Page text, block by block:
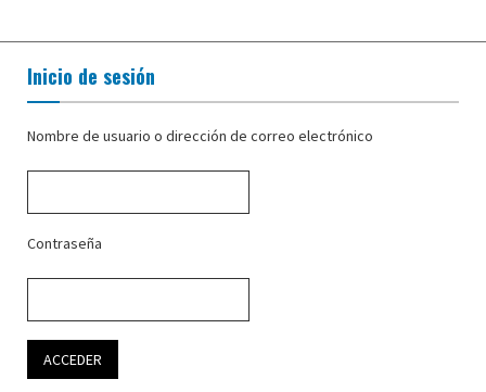
Inicio de sesión
Nombre de usuario o dirección de correo electrónico
Contraseña